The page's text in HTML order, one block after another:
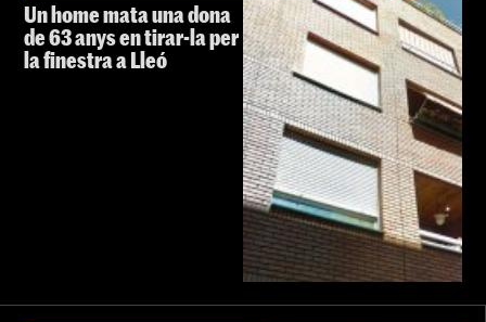
Un home mata una dona
de 63 anys en tirar-la per
la finestra a Lleó